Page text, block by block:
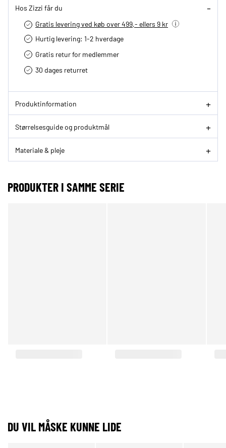
Hos Zizzi får du
Gratis levering ved køb over 499,- ellers 9 kr
Hurtig levering­: 1-2 hverdage
Gratis retur for medlemmer
30 dages returret
Produktinformation
Størrelsesguide og produktmål
Materiale & pleje
PRODUKTER I SAMME SERIE
DU VIL MÅSKE KUNNE LIDE